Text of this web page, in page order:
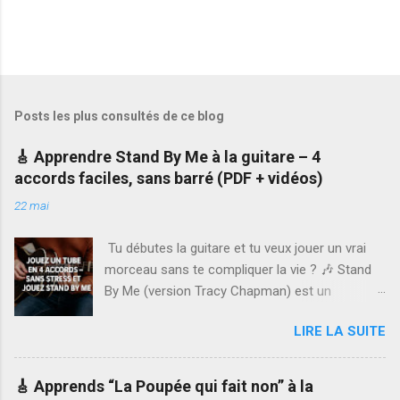
Posts les plus consultés de ce blog
🎸 Apprendre Stand By Me à la guitare – 4
accords faciles, sans barré (PDF + vidéos)
22 mai
Tu débutes la guitare et tu veux jouer un vrai
morceau sans te compliquer la vie ? 🎶 Stand
By Me (version Tracy Chapman) est un
accessibles, et plaisir garanti ! Pour t’y aider, j’ai
créé un tutoriel complet à télécharger ,
accompagné de vidéos explicatives. Tu vas
LIRE LA SUITE
🎸 Apprends “La Poupée qui fait non” à la